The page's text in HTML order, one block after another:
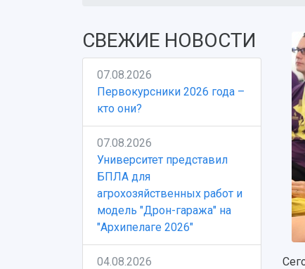
СВЕЖИЕ НОВОСТИ
07.08.2026
Первокурсники 2026 года –
кто они?
07.08.2026
Университет представил
БПЛА для
агрохозяйственных работ и
модель "Дрон-гаража" на
"Архипелаге 2026"
04.08.2026